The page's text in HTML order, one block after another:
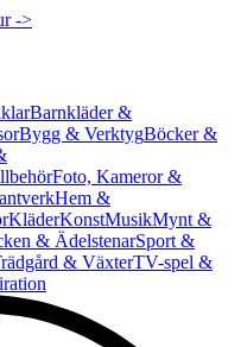
->
Barnkläder &
Bygg & VerktygBöcker &
Foto, Kameror &
Hem &
KläderKonstMusikMynt &
& ÄdelstenarSport &
& VäxterTV-spel &